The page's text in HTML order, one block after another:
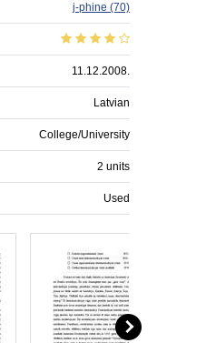
j-phine (70)
11.12.2008.
Latvian
College/University
2 units
Used